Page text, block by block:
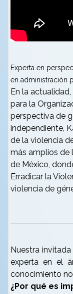
Experta en
en administración
En la
para la
perspectiva de
independiente,
de la violencia
más amplios de
de México,
Erradicar la
violencia de
Nuestra
experta en el
conocimiento
¿Por qué es